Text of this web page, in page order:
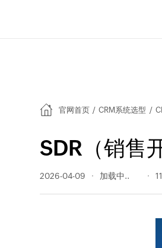
官网首页 / CRM系统选型 /
SDR（销售
2026-04-09 498 阅读量